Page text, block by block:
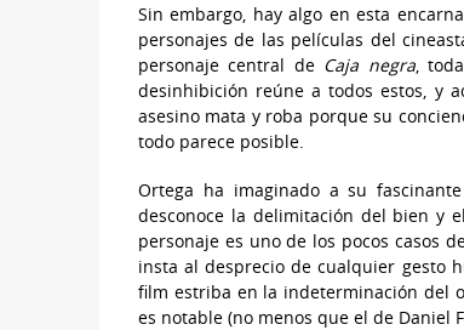
Sin embargo, hay algo en esta
personajes de las películas del
personaje central de Caja negra,
desinhibición reúne a todos estos, y
asesino mata y roba porque su
todo parece posible.
Ortega ha imaginado a su
desconoce la delimitación del bien y
personaje es uno de los pocos casos
insta al desprecio de cualquier gesto
film estriba en la indeterminación del
es notable (no menos que el de Daniel